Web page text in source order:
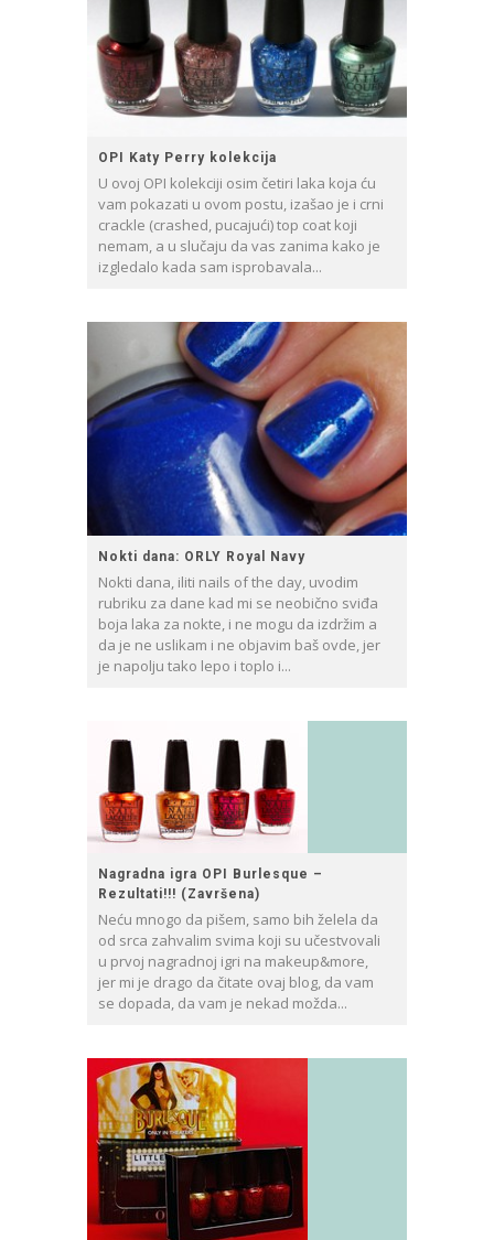
OPI Katy Perry kolekcija
U ovoj OPI kolekciji osim četiri laka koja ću
vam pokazati u ovom postu, izašao je i crni
crackle (crashed, pucajući) top coat koji
nemam, a u slučaju da vas zanima kako je
izgledalo kada sam isprobavala...
Nokti dana: ORLY Royal Navy
Nokti dana, iliti nails of the day, uvodim
rubriku za dane kad mi se neobično sviđa
boja laka za nokte, i ne mogu da izdržim a
da je ne uslikam i ne objavim baš ovde, jer
je napolju tako lepo i toplo i...
Nagradna igra OPI Burlesque –
Rezultati!!! (Završena)
Neću mnogo da pišem, samo bih želela da
od srca zahvalim svima koji su učestvovali
u prvoj nagradnoj igri na makeup&more,
jer mi je drago da čitate ovaj blog, da vam
se dopada, da vam je nekad možda...